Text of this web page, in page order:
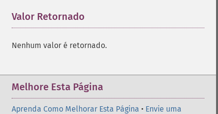
Valor Retornado
Nenhum valor é retornado.
Melhore Esta Página
Aprenda Como Melhorar Esta Página • Envie uma